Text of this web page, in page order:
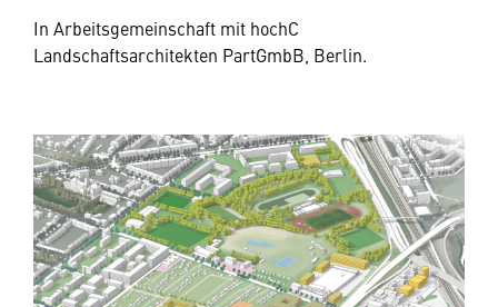
In Arbeitsgemeinschaft mit hochC
Landschaftsarchitekten PartGmbB, Berlin.